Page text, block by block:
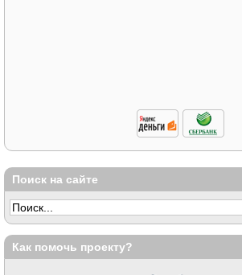
Поиск на сайте
Как помочь проекту?